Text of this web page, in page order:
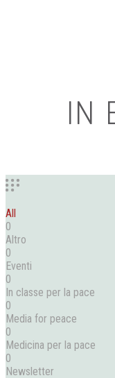
IN
All
0
Altro
0
Eventi
0
In classe per la pace
0
Media for peace
0
Medicina per la pace
0
Newsletter